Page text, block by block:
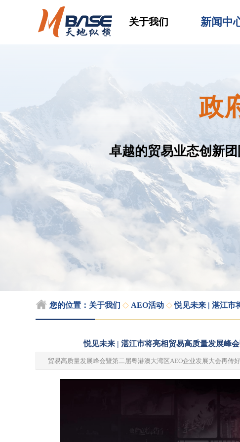
关于我们 新闻中
政
卓越的贸易业态创新
您的位置： 关于我们 ◇ AEO活动 ◇ 悦见未来 | 湛江市
悦见未来 | 湛江市将亮相贸易高质量发展峰
贸易高质量发展峰会暨第二届粤港澳大湾区AEO企业发展大会再传